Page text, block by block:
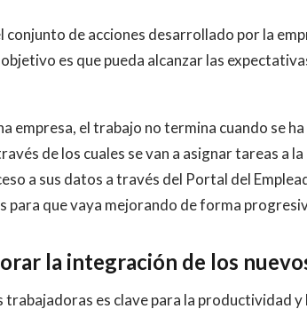
conjunto de acciones desarrollado por la
es que pueda alcanzar las
empresa, el trabajo no termina cuando se
de los cuales se van a asignar tareas a
a sus datos a través del Portal del
para que vaya mejorando de forma
la integración de los
trabajadoras es clave para la productividad